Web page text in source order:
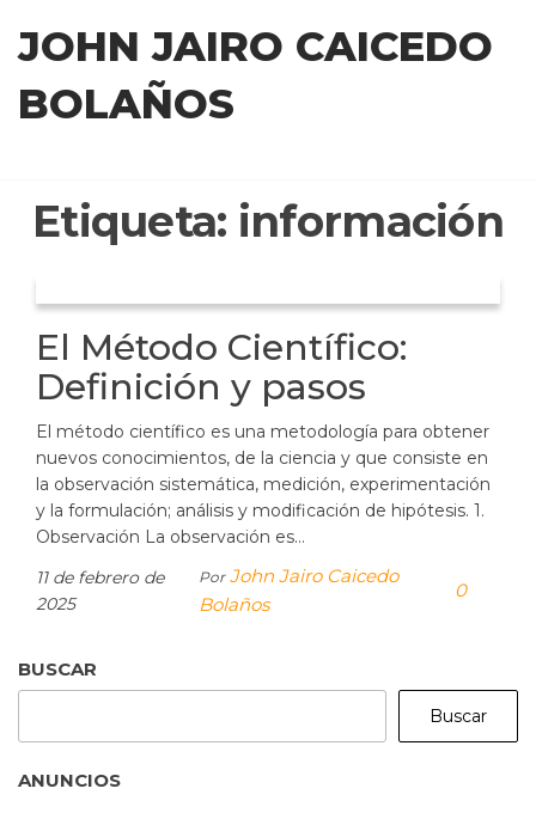
JOHN JAIRO CAICEDO
BOLAÑOS
Etiqueta: información
El Método Científico:
Definición y pasos
El método científico es una metodología para obtener
nuevos conocimientos, de la ciencia y que consiste en
la observación sistemática, medición, experimentación
y la formulación; análisis y modificación de hipótesis. 1.
Observación La observación es…
11 de febrero de
2025
Por John Jairo Caicedo
Bolaños
0
BUSCAR
Buscar
ANUNCIOS